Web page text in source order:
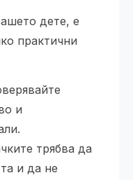
дете, е
практични
и
трябва да
и да не